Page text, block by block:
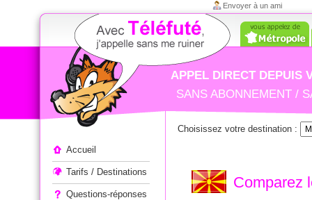
Envoyer à un ami
APPEL DIRECT DEPUIS
SANS ABONNEMENT /
Accueil
Tarifs / Destinations
Questions-réponses
Choisissez votre destination :
Comparez